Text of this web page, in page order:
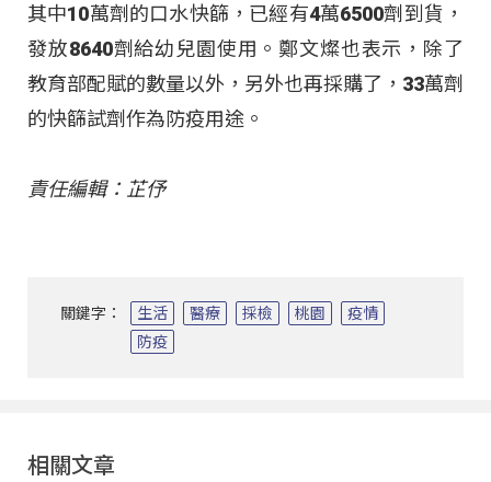
其中10萬劑的口水快篩，已經有4萬6500劑到貨，
發放8640劑給幼兒園使用。鄭文燦也表示，除了
教育部配賦的數量以外，另外也再採購了，33萬劑
的快篩試劑作為防疫用途。
責任編輯：芷伃
關鍵字： 生活 醫療 採檢 桃園
疫情
防疫
相關文章